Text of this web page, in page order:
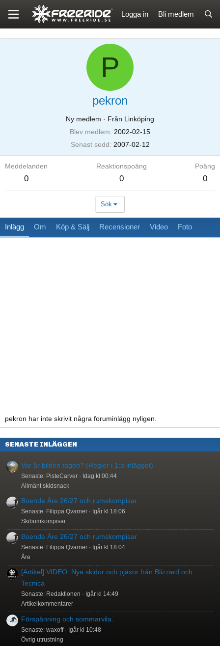
Logga in Bli medlem
P
pekron
Ny medlem · Från Linköping
Blev medlem
2002-02-15
Senast sedd
2007-02-12
Meddelanden
0
Reaktionspoäng
0
Poäng
0
Sök
Inlägg Om Köp & Sälj Recensioner Video Foto
pekron har inte skrivit några foruminlägg nyligen.
SENASTE INLÄGGEN
Var är bilden tagen? (Regler i 1:a inlägget)
Senaste: PisteCarver
Idag kl 00:44
Allmänt skidsnack
Boende Åre 26/27 och rumskompisar
Senaste: Filippa Qvarner
Igår kl 18:06
Skibumkompisar
Boende Åre 26/27 och rumskompisar
Senaste: Filippa Qvarner
Igår kl 18:04
Åre
[Artikel] VIDEO: Nya skidor och pjäxor från Blizzard och
Tecnica
Senaste: Redaktionen
Igår kl 14:49
Artikelkommentarer
Förspänning och sommarvila.
Senaste: waxoff
Igår kl 10:48
Övrig utrustning